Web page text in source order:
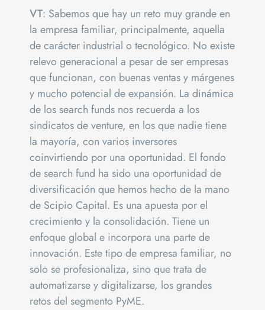
VT: Sabemos que hay un reto muy grande en
la empresa familiar, principalmente, aquella
de carácter industrial o tecnológico. No existe
relevo generacional a pesar de ser empresas
que funcionan, con buenas ventas y márgenes
y mucho potencial de expansión. La dinámica
de los search funds nos recuerda a los
sindicatos de venture, en los que nadie tiene
la mayoría, con varios inversores
coinvirtiendo por una oportunidad. El fondo
de search fund ha sido una oportunidad de
diversificación que hemos hecho de la mano
de Scipio Capital. Es una apuesta por el
crecimiento y la consolidación. Tiene un
enfoque global e incorpora una parte de
innovación. Este tipo de empresa familiar, no
solo se profesionaliza, sino que trata de
automatizarse y digitalizarse, los grandes
retos del segmento PyME.